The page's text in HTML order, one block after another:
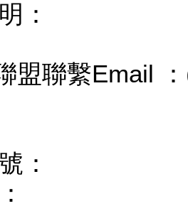
：
盟聯繫Email
：